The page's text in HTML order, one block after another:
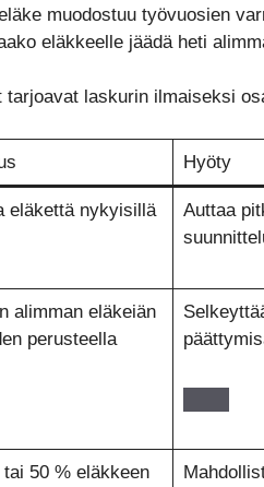
muodostuu työvuosien
eläkkeelle jäädä heti
laskurin ilmaiseksi
Hyöty
eläkettä nykyisillä
Auttaa
alimman eläkeiän
perusteella
50 % eläkkeen